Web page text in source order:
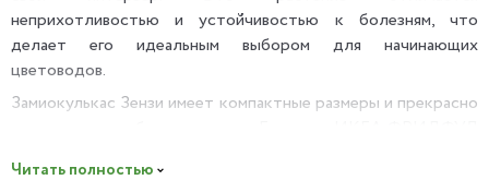
неприхотливостью и устойчивостью к болезням, что
делает его идеальным выбором для начинающих
цветоводов.
Замиокулькас Зензи имеет компактные размеры и прекрасно
Читать полностью